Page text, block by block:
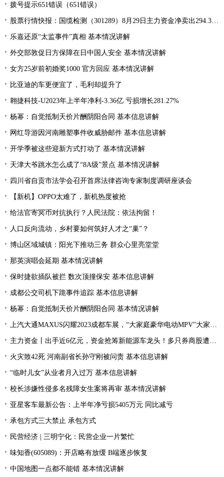
拨号提示651错误（651错误）
股票行情快报：国缆检测（301289）8月29日主力资金净卖出294.37万元
乐嘉还原“太监事件”真相 基本情况讲解
外交部敦促日方保障在日中国人安全 基本情况讲解
女方25岁前初婚奖1000 官方回应 基本情况讲解
比亚迪的车更便宜了，毛利却提升了
翱捷科技-U2023年上半年净利-3.36亿 亏损增长281.27%
杨幂：自觉抵制天价片酬阴阳合同 基本信息讲解
网红导游因河南雕塑事件收威胁邮件 基本信息讲解
开学季被这些迎新方式打动了 基本情况讲解
天津大爷跳水怎么成了“8A级”景点 基本情况讲解
四川省自贡市法学会召开首席法律咨询专家制度调研座谈会
【新机】OPPO太难了，新机热度被抢
给法官寄冥币对抗执行？人民法院：依法拘留！
人口反向流动，乡村要如何筑好人才之“巢”？
博山区域城镇：阳光下推动三务 群众心里亮堂堂
那英演唱会延期 基本情况讲解
保时捷欲插队被拦 数次顶撞保安 基本信息讲解
成都公交司机下跪事件追踪 基本信息讲解
杨幂：自觉抵制天价片酬阴阳合同 基本情况讲解
上汽大通MAXUS闪耀2023成都车展，“大家庭豪华电动MPV”大家7全球首秀亮相
主力资金丨出手近6亿元，资金抢筹新能源车龙头！多只券商股遭资金抛弃
火灾致42死 河南副省长孙守刚被问责 基本信息讲解
“临时儿女”从业者月入过万 基本信息讲解
校长涉嫌性侵多名残障女生案将再审 基本情况讲解
亚星客车最新公告：上半年净亏损5405万元 同比减亏
承包方式三大禁止 承包方式
民营经济 | 三明宁化：民营企业一片繁忙
味知香(605089)：开店略有放缓 B端逐步恢复
中国地图一点都不能错 基本情况讲解